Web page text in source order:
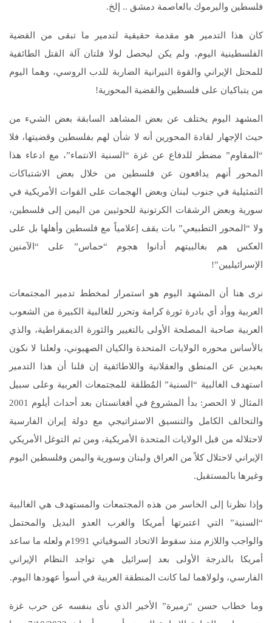
فلسطين واليرموك بالعاصمة دمشق .. إلخ.
كان هذا التدمير هو مقدمة حقيقية لتدمير ما تبقى من القضية
الفلسطينية اليوم، ولم يكن ليحصل لولا فلتان آلة القتل الطائفية
للمحتل الإيراني والقوة النيرانية الضاربة للدب الروسي، وهما اليوم
من يتباكيان على فلسطين والقضية المحورية!
المشهد اليوم يختلف عن بعض المشاهد السابقة بعض الشيء من
حيث الإجهار لقادة المحورين أنه لا شأن لهم بفلسطين وقضيتها، فلا
“المقاوم” مضطر للدفاع عن غزة “السنية الانتماء”، مع ادعاء هذا
المحور أنهم يدافعون عن فلسطين من خلال بعض الاشتباكات
التمثيلية في جنوب لبنان وبعض الهجمات على القوات الأمريكية في
سورية وبعض الرشقات الكرتونية للحوثيين من اليمن إلى فلسطين،
ولا “المحور التطبيعي” بات يقف إعلامياً مع فلسطين وأهلها بل على
العكس هم بغالبيتهم أدانوا هجوم “حماس” على “الآمنين
الإسرائيليين”!
نرى هنا أن المشهد اليوم هو استمرار لمخطط تدمير المجتمعات
العربية ووأد أي بادرة ثورة كرامة وتحرر للغالبية الكبيرة من الشعوب
العربية صاحبة المصلحة الأولى بالتغيير والثورة الديمقراطية، والذي
بالأساس محوره الولايات المتحدة والكيان الصهيوني، ولعلنا لا نكون
بعيدين عن المنطق والعقلانية واللاطائفية إن قلنا أن هذا التدمير
استهدف الغالبية “السنية” المُطلقة للمجتمعات العربية وعلى سبيل
المثال لا الحصر: بدأ المشروع في أفغانستان بعد أحداث أيلوم 2001
والتحالف الكامل والتنسيق الاستراتيجي مع دولة إيران الفارسية
لاحتلاله من قبل الولايات المتحدة الأمريكية، ومن ثم التوغل الأمريكي
الإيراني لاحتلال كلاً من العراق ولبنان وسورية واليمن وفلسطين اليوم
وغيرها بالمستقبل.
وإذا نظرنا إلى الخاسر من هذه المجتمعات والمستهدف هي الغالبية
“السنية” التي اعتبرتها أمريكا والغرب العدو البديل والمحتمل
والواجب واللازم منذ سقوط الاتحاد السوفياتي 1991م ولعله ما ساعد
أمريكا بالدرجة الأولى بعد إسرائيل هي تواجد النظام الإيراني
الفارسي، ولولاهما لما كانت المنطقة العربية في أسوأ عهودها اليوم.
وما خطاب حسن “زميرة” الأخير الذي نأى بنفسه عن حرب غزة